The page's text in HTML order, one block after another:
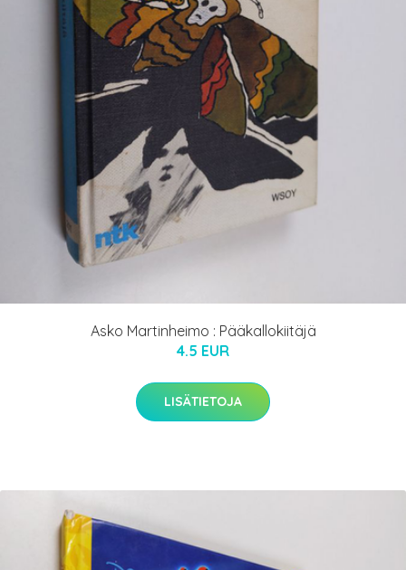
Asko Martinheimo : Pääkallokiitäjä
4.5 EUR
LISÄTIETOJA